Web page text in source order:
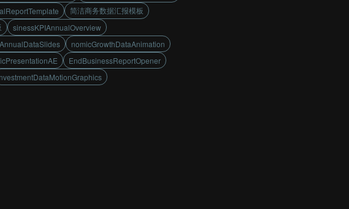
简洁商务数据汇报模板
sinessKPIAnnualOverview
nomicGrowthDataAnimation
EndBusinessReportOpener
nvestmentDataMotionGraphics